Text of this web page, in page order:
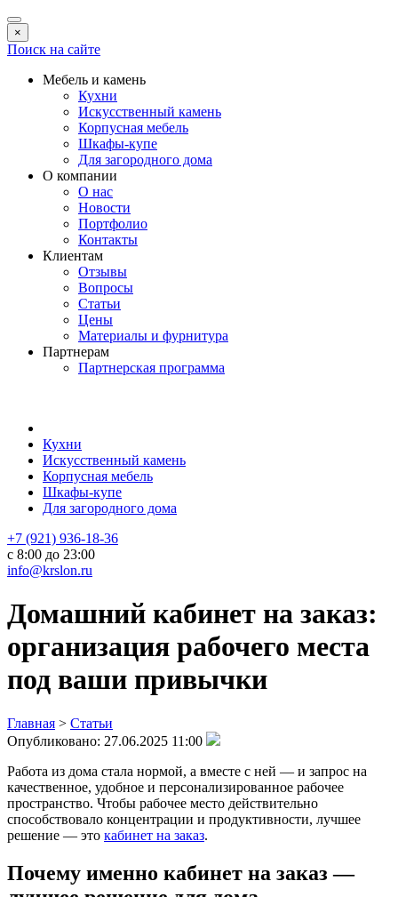
×
Поиск на сайте
Мебель и камень
Кухни
Искусственный камень
Корпусная мебель
Шкафы-купе
Для загородного дома
О компании
О нас
Новости
Портфолио
Контакты
Клиентам
Отзывы
Вопросы
Статьи
Цены
Материалы и фурнитура
Партнерам
Партнерская программа
Кухни
Искусственный камень
Корпусная мебель
Шкафы-купе
Для загородного дома
+7 (921) 936-18-36
с 8:00 до 23:00
info@krslon.ru
Домашний кабинет на заказ:
организация рабочего места
под ваши привычки
Главная > Статьи
Опубликовано: 27.06.2025 11:00
Работа из дома стала нормой, а вместе с ней — и запрос на
качественное, удобное и персонализированное рабочее
пространство. Чтобы рабочее место действительно
способствовало концентрации и продуктивности, лучшее
решение — это кабинет на заказ.
Почему именно кабинет на заказ —